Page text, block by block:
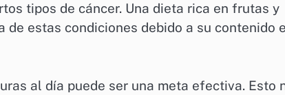
tipos de cáncer. Una dieta rica en frutas y
estas condiciones debido a su contenido
al día puede ser una meta efectiva. Esto